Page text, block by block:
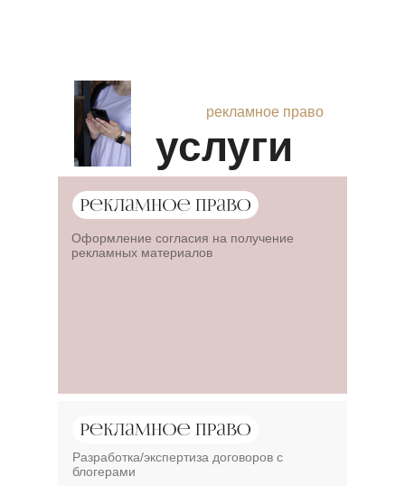
рекламное право
услуги
Оформление согласия на получение
рекламных материалов
Разработка/экспертиза договоров с
блогерами